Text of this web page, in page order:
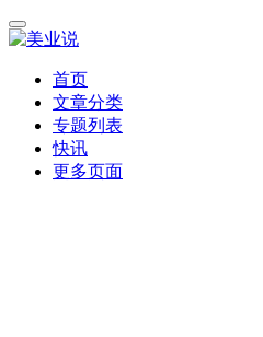
首页
文章分类
专题列表
快讯
更多页面